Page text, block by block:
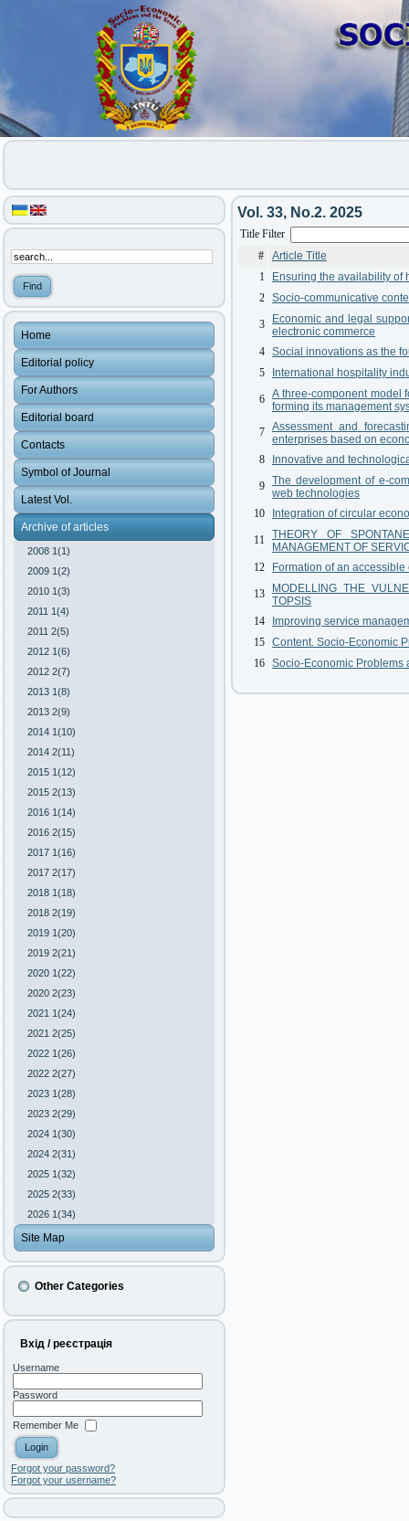
Home
Editorial policy
For Authors
Editorial board
Contacts
Symbol of Journal
Latest Vol.
Archive of articles
2008 1(1)
2009 1(2)
2010 1(3)
2011 1(4)
2011 2(5)
2012 1(6)
2012 2(7)
2013 1(8)
2013 2(9)
2014 1(10)
2014 2(11)
2015 1(12)
2015 2(13)
2016 1(14)
2016 2(15)
2017 1(16)
2017 2(17)
2018 1(18)
2018 2(19)
2019 1(20)
2019 2(21)
2020 1(22)
2020 2(23)
2021 1(24)
2021 2(25)
2022 1(26)
2022 2(27)
2023 1(28)
2023 2(29)
2024 1(30)
2024 2(31)
2025 1(32)
2025 2(33)
2026 1(34)
Site Map
Other Categories
Вхід / реєстрація
Username
Password
Remember Me
Forgot your password?
Forgot your username?
Vol. 33, No.2. 2025
Title Filter
#
Article Title
1
Ensuring the availability of
2 Socio-communicative
3
Economic and legal
electronic commerce
4 Social innovations as the
5
International hospitality
6 A three-component model
forming its management
7 Assessment and
enterprises based on
8
Innovative and
9 The development of e-
web technologies
10
Integration of circular
11
THEORY OF
MANAGEMENT OF
12
Formation of an
13
MODELLING THE
TOPSIS
14
Improving service
15 Content. Socio-Economic
16 Socio-Economic Problems